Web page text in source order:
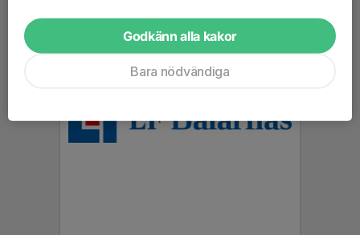
Godkänn alla kakor
Bara nödvändiga